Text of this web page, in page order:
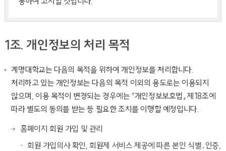
1조. 개인정보의 처리 목적
계명대학교는 다음의 목적을 위하여 개인정보를 처리합니다.
처리하고 있는 개인정보는 다음의 목적 이외의 용도로는 이용되지
않으며, 이용 목적이 변경되는 경우에는 「개인정보보호법」 제18조에
따라 별도의 동의를 받는 등 필요한 조치를 이행할 예정입니다.
홈페이지 회원 가입 및 관리
회원 가입의사 확인, 회원제 서비스 제공에 따른 본인 식별․인증,